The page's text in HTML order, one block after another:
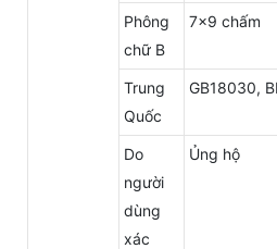
Phông
chữ B
7x9 chấm
Trung
Quốc
GB18030,
Do
người
dùng
xác
Ủng hộ